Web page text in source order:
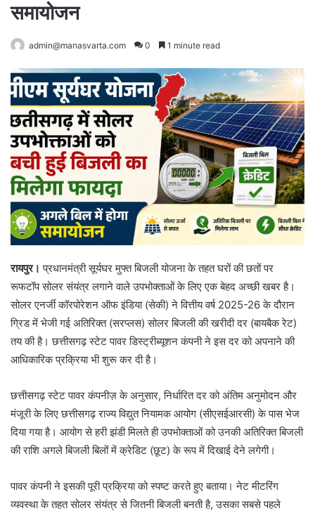
समायोजन
admin@manasvarta.com 0 1 minute read
रायपुर। प्रधानमंत्री सूर्यघर मुफ्त बिजली योजना के तहत घरों की छतों पर
रूफटॉप सोलर संयंत्र लगाने वाले उपभोक्ताओं के लिए एक बेहद अच्छी खबर है।
सोलर एनर्जी कॉरपोरेशन ऑफ इंडिया (सेकी) ने वित्तीय वर्ष 2025-26 के दौरान
ग्रिड में भेजी गई अतिरिक्त (सरप्लस) सोलर बिजली की खरीदी दर (बायबैक रेट)
तय की है। छत्तीसगढ़ स्टेट पावर डिस्ट्रीब्यूशन कंपनी ने इस दर को अपनाने की
आधिकारिक प्रक्रिया भी शुरू कर दी है।
छत्तीसगढ़ स्टेट पावर कंपनीज़ के अनुसार, निर्धारित दर को अंतिम अनुमोदन और
मंजूरी के लिए छत्तीसगढ़ राज्य विद्युत नियामक आयोग (सीएसईआरसी) के पास भेज
दिया गया है। आयोग से हरी झंडी मिलते ही उपभोक्ताओं को उनकी अतिरिक्त बिजली
की राशि अगले बिजली बिलों में क्रेडिट (छूट) के रूप में दिखाई देने लगेगी।
पावर कंपनी ने इसकी पूरी प्रक्रिया को स्पष्ट करते हुए बताया। नेट मीटरिंग
व्यवस्था के तहत सोलर संयंत्र से जितनी बिजली बनती है, उसका सबसे पहले